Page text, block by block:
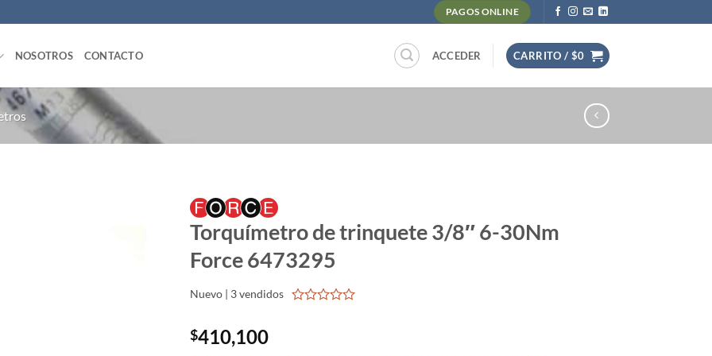
PAGOS ONLINE
NOSOTROS CONTACTO ACCEDER CARRITO / $0
Torquímetro de trinquete 3/8″ 6-30Nm
Force 6473295
Nuevo | 3 vendidos
$410,100